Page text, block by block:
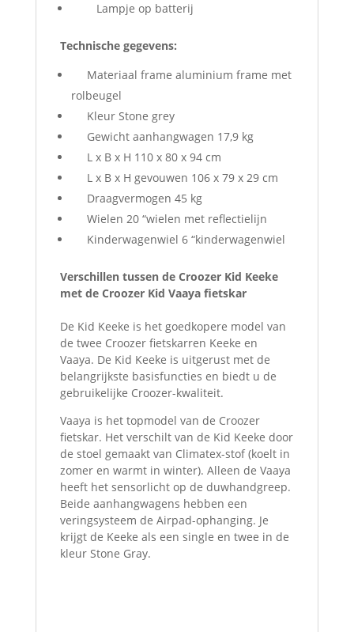
Lampje op batterij
Technische gegevens:
Materiaal frame aluminium frame met
rolbeugel
Kleur Stone grey
Gewicht aanhangwagen 17,9 kg
L x B x H 110 x 80 x 94 cm
L x B x H gevouwen 106 x 79 x 29 cm
Draagvermogen 45 kg
Wielen 20 “wielen met reflectielijn
Kinderwagenwiel 6 “kinderwagenwiel
Verschillen tussen de Croozer Kid Keeke
met de Croozer Kid Vaaya fietskar
De Kid Keeke is het goedkopere model van
de twee Croozer fietskarren Keeke en
Vaaya. De Kid Keeke is uitgerust met de
belangrijkste basisfuncties en biedt u de
gebruikelijke Croozer-kwaliteit.
Vaaya is het topmodel van de Croozer
fietskar. Het verschilt van de Kid Keeke door
de stoel gemaakt van Climatex-stof (koelt in
zomer en warmt in winter). Alleen de Vaaya
heeft het sensorlicht op de duwhandgreep.
Beide aanhangwagens hebben een
veringsysteem de Airpad-ophanging. Je
krijgt de Keeke als een single en twee in de
kleur Stone Gray.